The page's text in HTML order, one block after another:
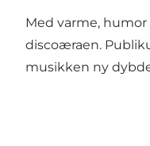
Med varme,
discoæraen.
musikken ny